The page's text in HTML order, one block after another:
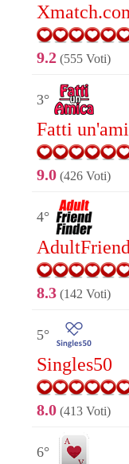
9.2 (555 Voti)
3°
Fatti
9.0 (426 Voti)
4°
8.3 (142 Voti)
5°
Singles50
8.0 (413 Voti)
6°